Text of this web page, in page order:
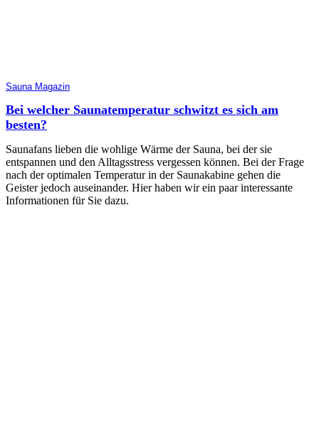
Sauna Magazin
Bei welcher Saunatemperatur schwitzt es sich am
besten?
Saunafans lieben die wohlige Wärme der Sauna, bei der sie
entspannen und den Alltagsstress vergessen können. Bei der Frage
nach der optimalen Temperatur in der Saunakabine gehen die
Geister jedoch auseinander. Hier haben wir ein paar interessante
Informationen für Sie dazu.